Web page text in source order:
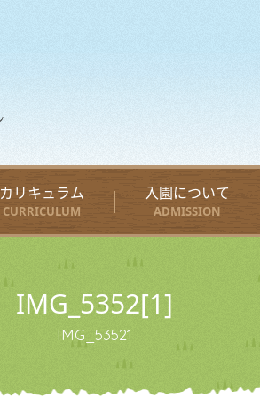
カリキュラム
CURRICULUM
入園について
ADMISSION
IMG_5352[1]
IMG_53521